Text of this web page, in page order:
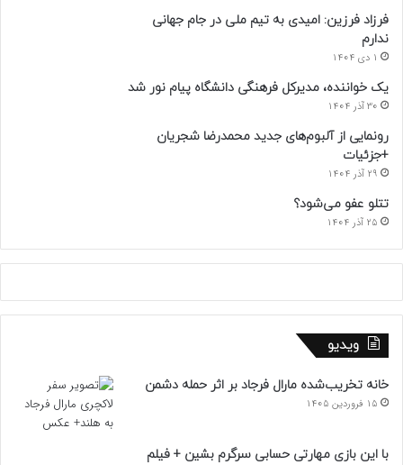
فرزاد فرزین: امیدی به تیم ملی در جام جهانی
ندارم
1 دی 1404
یک خواننده، مدیرکل فرهنگی دانشگاه پیام نور شد
30 آذر 1404
رونمایی از آلبوم‌های جدید محمدرضا شجریان
+جزئیات
29 آذر 1404
تتلو عفو می‌شود؟
25 آذر 1404
ویدیو
خانه تخریب‌شده مارال فرجاد بر اثر حمله دشمن
15 فروردین 1405
با این بازی مهارتی حسابی سرگرم بشین + فیلم